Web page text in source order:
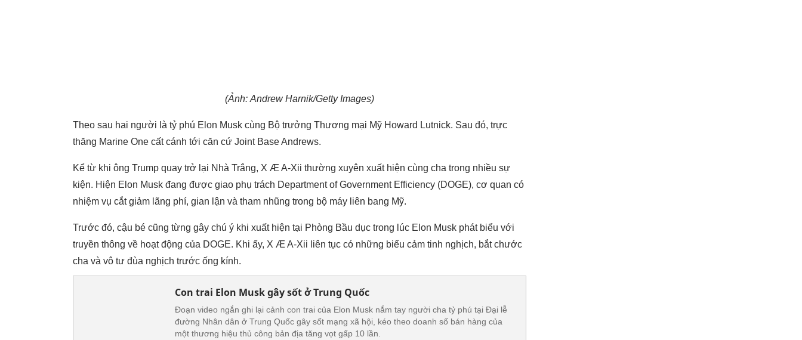
(Ảnh: Andrew Harnik/Getty Images)
Theo sau hai người là tỷ phú Elon Musk cùng Bộ trưởng Thương mại Mỹ Howard Lutnick. Sau đó, trực
thăng Marine One cất cánh tới căn cứ Joint Base Andrews.
Kể từ khi ông Trump quay trở lại Nhà Trắng, X Æ A-Xii thường xuyên xuất hiện cùng cha trong nhiều sự
kiện. Hiện Elon Musk đang được giao phụ trách Department of Government Efficiency (DOGE), cơ quan có
nhiệm vụ cắt giảm lãng phí, gian lận và tham nhũng trong bộ máy liên bang Mỹ.
Trước đó, cậu bé cũng từng gây chú ý khi xuất hiện tại Phòng Bầu dục trong lúc Elon Musk phát biểu với
truyền thông về hoạt động của DOGE. Khi ấy, X Æ A-Xii liên tục có những biểu cảm tinh nghịch, bắt chước
cha và vô tư đùa nghịch trước ống kính.
Con trai Elon Musk gây sốt ở Trung Quốc
Đoạn video ngắn ghi lại cảnh con trai của Elon Musk nắm tay người cha tỷ phú tại Đại lễ
đường Nhân dân ở Trung Quốc gây sốt mạng xã hội, kéo theo doanh số bán hàng của
một thương hiệu thủ công bản địa tăng vọt gấp 10 lần.